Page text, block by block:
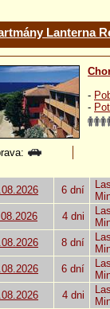
Lanterna
-
-
6 dní
4 dni
8 dní
6 dní
4 dni